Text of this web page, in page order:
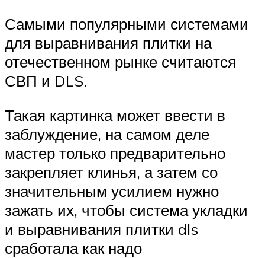
Самыми популярными системами
для выравнивания плитки на
отечественном рынке считаются
СВП и DLS.
Такая картинка может ввести в
заблуждение, на самом деле
мастер только предварительно
закрепляет клинья, а затем со
значительным усилием нужно
зажать их, чтобы система укладки
и выравнивания плитки dls
сработала как надо